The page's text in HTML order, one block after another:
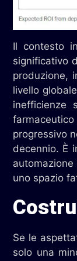
Il contesto
significativo
produzione,
livello
inefficienze
progressivo
decennio. È
uno spazio
Se le
solo una